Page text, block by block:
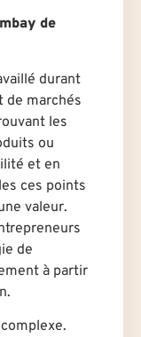
de
durant
de marchés
les
ou
et en
ces points
valeur.
de
à partir